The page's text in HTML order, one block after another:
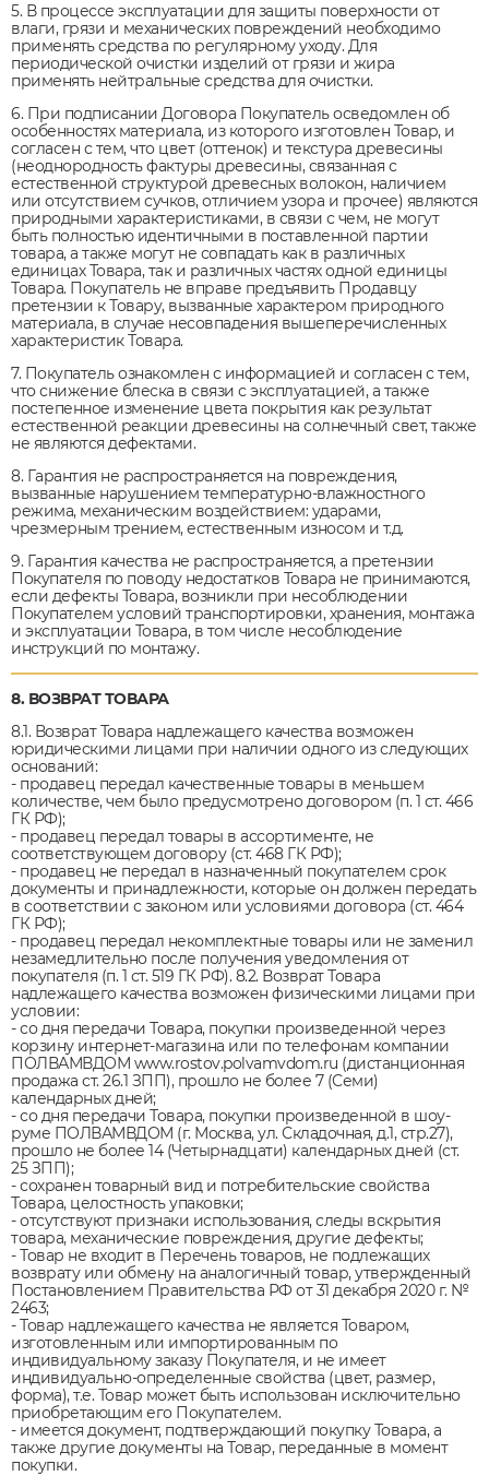
5. В процессе эксплуатации для защиты поверхности от
влаги, грязи и механических повреждений необходимо
применять средства по регулярному уходу. Для
периодической очистки изделий от грязи и жира
применять нейтральные средства для очистки.
6. При подписании Договора Покупатель осведомлен об
особенностях материала, из которого изготовлен Товар, и
согласен с тем, что цвет (оттенок) и текстура древесины
(неоднородность фактуры древесины, связанная с
естественной структурой древесных волокон, наличием
или отсутствием сучков, отличием узора и прочее) являются
природными характеристиками, в связи с чем, не могут
быть полностью идентичными в поставленной партии
товара, а также могут не совпадать как в различных
единицах Товара, так и различных частях одной единицы
Товара. Покупатель не вправе предъявить Продавцу
претензии к Товару, вызванные характером природного
материала, в случае несовпадения вышеперечисленных
характеристик Товара.
7. Покупатель ознакомлен с информацией и согласен с тем,
что снижение блеска в связи с эксплуатацией, а также
постепенное изменение цвета покрытия как результат
естественной реакции древесины на солнечный свет, также
не являются дефектами.
8. Гарантия не распространяется на повреждения,
вызванные нарушением температурно-влажностного
режима, механическим воздействием: ударами,
чрезмерным трением, естественным износом и т.д.
9. Гарантия качества не распространяется, а претензии
Покупателя по поводу недостатков Товара не принимаются,
если дефекты Товара, возникли при несоблюдении
Покупателем условий транспортировки, хранения, монтажа
и эксплуатации Товара, в том числе несоблюдение
инструкций по монтажу.
8. ВОЗВРАТ ТОВАРА
8.1. Возврат Товара надлежащего качества возможен
юридическими лицами при наличии одного из следующих
оснований:
- продавец передал качественные товары в меньшем
количестве, чем было предусмотрено договором (п. 1 ст. 466
ГК РФ);
- продавец передал товары в ассортименте, не
соответствующем договору (ст. 468 ГК РФ);
- продавец не передал в назначенный покупателем срок
документы и принадлежности, которые он должен передать
в соответствии с законом или условиями договора (ст. 464
ГК РФ);
- продавец передал некомплектные товары или не заменил
незамедлительно после получения уведомления от
покупателя (п. 1 ст. 519 ГК РФ). 8.2. Возврат Товара
надлежащего качества возможен физическими лицами при
условии:
- со дня передачи Товара, покупки произведенной через
корзину интернет-магазина или по телефонам компании
ПОЛВАМВДОМ www.rostov.polvamvdom.ru (дистанционная
продажа ст. 26.1 ЗПП), прошло не более 7 (Семи)
календарных дней;
- со дня передачи Товара, покупки произведенной в шоу-
руме ПОЛВАМВДОМ (г. Москва, ул. Складочная, д.1, стр.27),
прошло не более 14 (Четырнадцати) календарных дней (ст.
25 ЗПП);
- сохранен товарный вид и потребительские свойства
Товара, целостность упаковки;
- отсутствуют признаки использования, следы вскрытия
товара, механические повреждения, другие дефекты;
- Товар не входит в Перечень товаров, не подлежащих
возврату или обмену на аналогичный товар, утвержденный
Постановлением Правительства РФ от 31 декабря 2020 г. №
2463;
- Товар надлежащего качества не является Товаром,
изготовленным или импортированным по
индивидуальному заказу Покупателя, и не имеет
индивидуально-определенные свойства (цвет, размер,
форма), т.е. Товар может быть использован исключительно
приобретающим его Покупателем.
- имеется документ, подтверждающий покупку Товара, а
также другие документы на Товар, переданные в момент
покупки.